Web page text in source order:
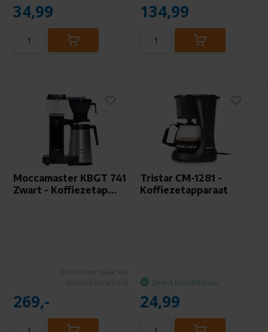
34,99 134,99
Moccamaster KBGT 741
Zwart - Koffiezetap...
269,-
Tristar CM-1281 -
Koffiezetapparaat
Direct beschikbaar
24,99